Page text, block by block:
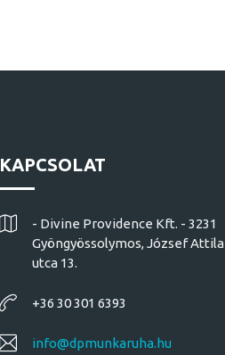
KAPCSOLAT
- Divine Providence Kft. - 3231
Gyöngyössolymos, József Attila
utca 13.
+36 30 301 6393
info@dpmunkaruha.hu